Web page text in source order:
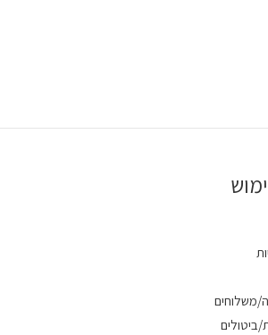
משלוחים
ביטולים